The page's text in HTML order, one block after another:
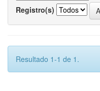
Registro(s)
Resultado 1-1 de 1.